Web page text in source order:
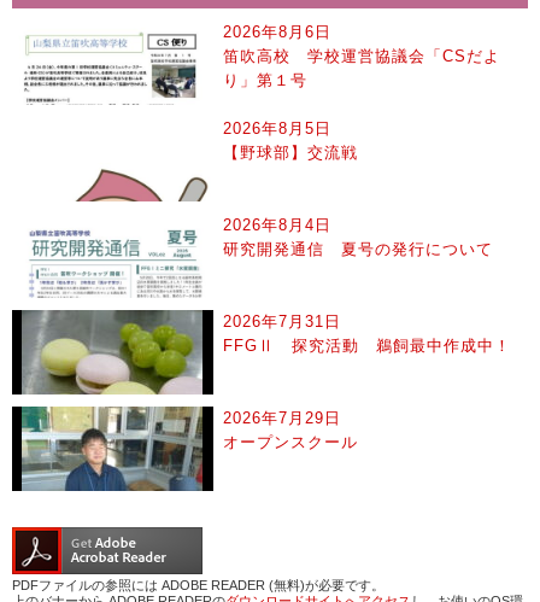
2026年8月6日
笛吹高校 学校運営協議会「CSだよ
り」第１号
2026年8月5日
【野球部】交流戦
2026年8月4日
研究開発通信 夏号の発行について
2026年7月31日
FFGⅡ 探究活動 鵜飼最中作成中！
2026年7月29日
オープンスクール
PDFファイルの参照には ADOBE READER (無料)が必要です。